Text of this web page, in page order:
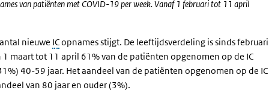
van patiënten met COVID-19 per week. Vanaf 1 februari tot 11 april
nieuwe ICopnames stijgt. De leeftijdsverdeling is sinds februari
maart tot 11 april 61% van de patiënten opgenomen op de IC
40-59 jaar. Het aandeel van de patiënten opgenomen op de IC
van 80 jaar en ouder (3%).